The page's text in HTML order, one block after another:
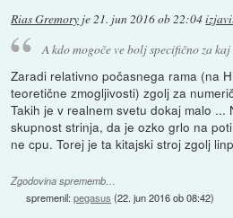
Rias Gremory je21. jun 2016 ob 22:04
A kdo mogoče ve bolj specifično za
Zaradi relativno počasnega rama (na
teoretične zmogljivosti) zgolj za
Takih je v realnem svetu dokaj malo ...
skupnost strinja, da je ozko grlo na
ne cpu. Torej je ta kitajski stroj zgolj
Zgodovina sprememb…
spremenil:pegasus (22. jun 2016 ob 08:42)